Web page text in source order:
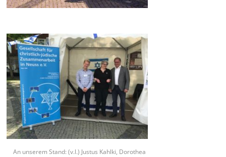
An unserem Stand: (v.l.) Justus Kahlki, Dorothea